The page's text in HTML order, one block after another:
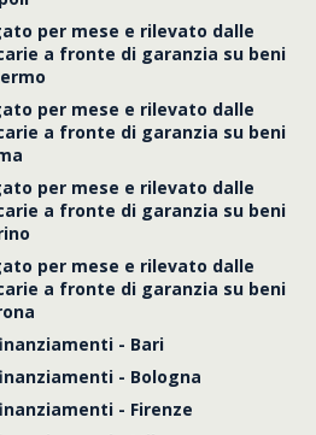
per mese e rilevato dalle
a fronte di garanzia su beni
per mese e rilevato dalle
a fronte di garanzia su beni
per mese e rilevato dalle
a fronte di garanzia su beni
per mese e rilevato dalle
a fronte di garanzia su beni
- Bari
- Bologna
- Firenze